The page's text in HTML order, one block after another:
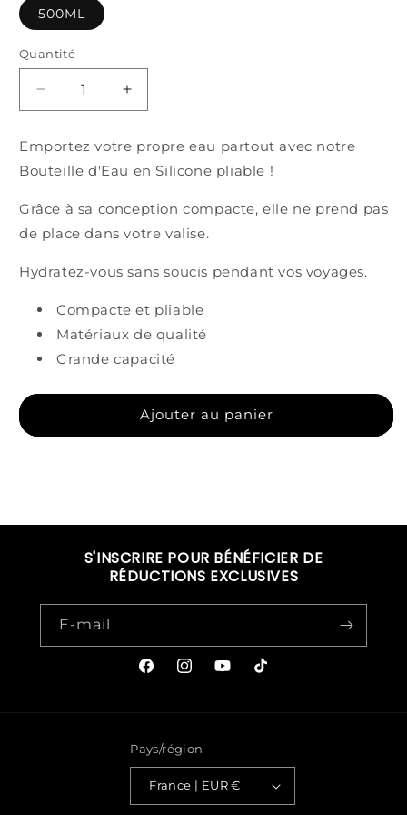
500ML
Quantité
Quantité
Réduire
la
de
Bouteille
en
Silicone
(500ml)
Augmenter
la
de
Bouteille
en
Silicone
(500ml)
Emportez votre propre eau partout avec notre
Bouteille d'Eau en Silicone pliable !
Grâce à sa conception compacte, elle ne prend pas
de place dans votre valise.
Hydratez-vous sans soucis pendant vos voyages.
Compacte et pliable
Matériaux de qualité
Grande capacité
Ajouter au panier
S'INSCRIRE POUR BÉNÉFICIER DE
RÉDUCTIONS EXCLUSIVES
E-mail
FacebookInstagramYouTubeTikTok
Pays/région
France | EUR €